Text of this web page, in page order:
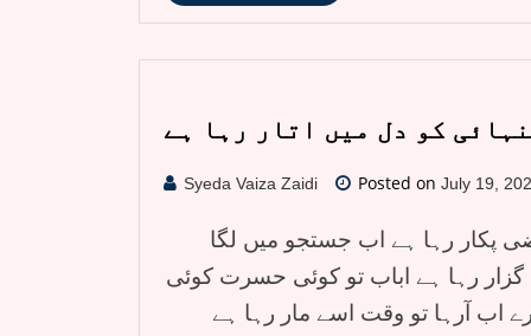
کو دل میں اتار رہا ہے
Syeda Vaiza Zaidi Posted on July 19,
پکار رہا ہے اب جستجو میں لگا
رہا ہے اباب تو کوئی حسرت کوئی
اب آرہا تو وقت اسے مار رہا ہے